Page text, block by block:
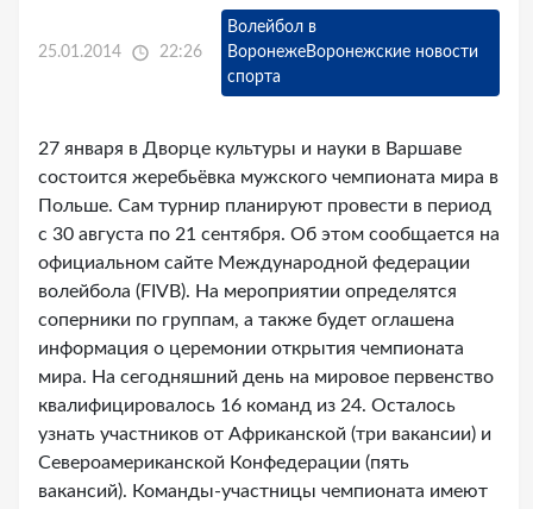
25.01.2014 22:26
Волейбол в
ВоронежеВоронежские новости
спорта
27 января в Дворце культуры и науки в Варшаве
состоится жеребьёвка мужского чемпионата мира в
Польше. Сам турнир планируют провести в период
с 30 августа по 21 сентября. Об этом сообщается на
официальном сайте Международной федерации
волейбола (FIVB). На мероприятии определятся
соперники по группам, а также будет оглашена
информация о церемонии открытия чемпионата
мира. На сегодняшний день на мировое первенство
квалифицировалось 16 команд из 24. Осталось
узнать участников от Африканской (три вакансии) и
Североамериканской Конфедерации (пять
вакансий). Команды-участницы чемпионата имеют